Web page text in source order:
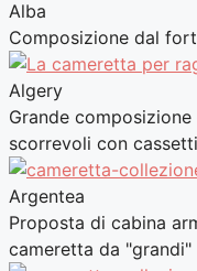
Alba
Composizione dal
Algery
Grande
scorrevoli con cassetti
Argentea
Proposta di cabina
cameretta da "grandi"